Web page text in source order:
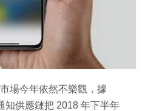
場今年依然不樂觀，據
知供應鏈把 2018 年下半年